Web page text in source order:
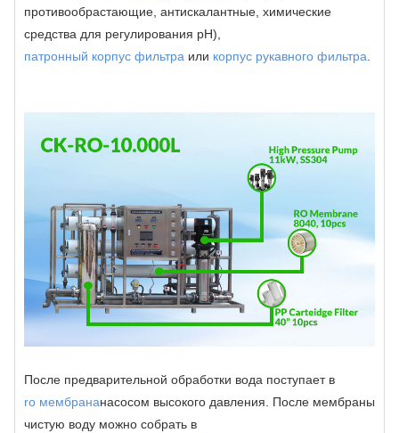
противообрастающие, антискалантные, химические
средства для регулирования pH),
патронный корпус фильтра или корпус рукавного фильтра.
После предварительной обработки вода поступает в
ro мембрананасосом высокого давления. После мембраны
чистую воду можно собрать в